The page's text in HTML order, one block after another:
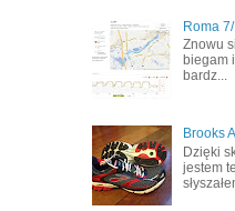
Roma
Znowu
biegam
bardz...
Brooks
Dzięki
jestem